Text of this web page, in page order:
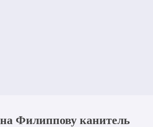
Филиппову канитель